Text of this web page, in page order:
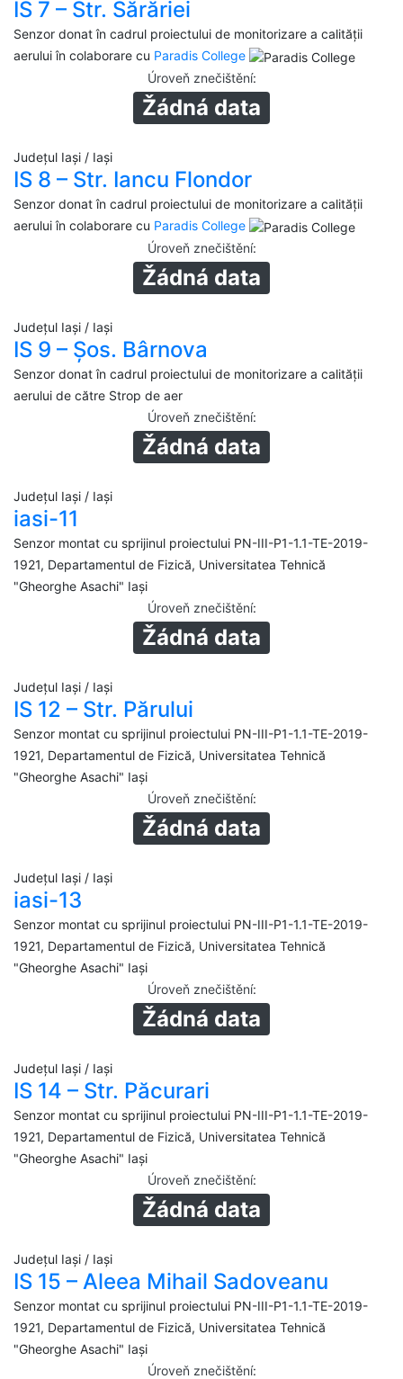
IS 7 – Str. Sărăriei
Senzor donat în cadrul proiectului de monitorizare a calității
aerului în colaborare cu Paradis College
Úroveň znečištění:
Žádná data
Județul Iași / Iași
IS 8 – Str. Iancu Flondor
Senzor donat în cadrul proiectului de monitorizare a calității
aerului în colaborare cu Paradis College
Úroveň znečištění:
Žádná data
Județul Iași / Iași
IS 9 – Șos. Bârnova
Senzor donat în cadrul proiectului de monitorizare a calității
aerului de către Strop de aer
Úroveň znečištění:
Žádná data
Județul Iași / Iași
iasi-11
Senzor montat cu sprijinul proiectului PN-III-P1-1.1-TE-2019-
1921, Departamentul de Fizică, Universitatea Tehnică
"Gheorghe Asachi" Iași
Úroveň znečištění:
Žádná data
Județul Iași / Iași
IS 12 – Str. Părului
Senzor montat cu sprijinul proiectului PN-III-P1-1.1-TE-2019-
1921, Departamentul de Fizică, Universitatea Tehnică
"Gheorghe Asachi" Iași
Úroveň znečištění:
Žádná data
Județul Iași / Iași
iasi-13
Senzor montat cu sprijinul proiectului PN-III-P1-1.1-TE-2019-
1921, Departamentul de Fizică, Universitatea Tehnică
"Gheorghe Asachi" Iași
Úroveň znečištění:
Žádná data
Județul Iași / Iași
IS 14 – Str. Păcurari
Senzor montat cu sprijinul proiectului PN-III-P1-1.1-TE-2019-
1921, Departamentul de Fizică, Universitatea Tehnică
"Gheorghe Asachi" Iași
Úroveň znečištění:
Žádná data
Județul Iași / Iași
IS 15 – Aleea Mihail Sadoveanu
Senzor montat cu sprijinul proiectului PN-III-P1-1.1-TE-2019-
1921, Departamentul de Fizică, Universitatea Tehnică
"Gheorghe Asachi" Iași
Úroveň znečištění: